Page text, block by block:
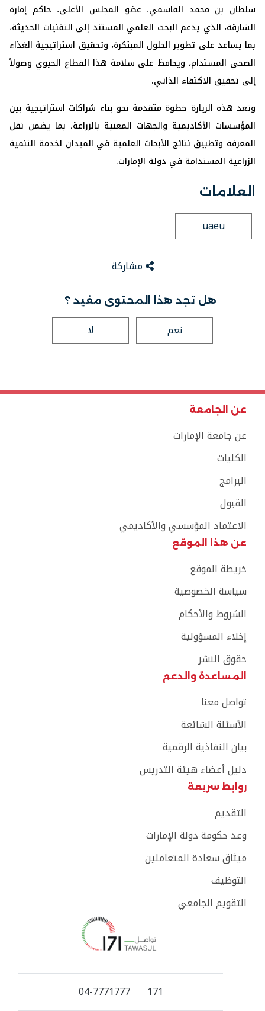
سلطان بن محمد القاسمي، عضو المجلس الأعلى، حاكم إمارة
الشارقة، الذي يدعم البحث العلمي المستند إلى التقنيات الحديثة،
بما يساعد على تطوير الحلول المبتكرة، وتحقيق استراتيجية الغذاء
الصحي المستدام، ويحافظ على سلامة هذا القطاع الحيوي وصولاً
إلى تحقيق الاكتفاء الذاتي.
وتعد هذه الزيارة خطوة متقدمة نحو بناء شراكات استراتيجية بين
المؤسسات الأكاديمية والجهات المعنية بالزراعة، بما يضمن نقل
المعرفة وتطبيق نتائج الأبحاث العلمية في الميدان لخدمة التنمية
الزراعية المستدامة في دولة الإمارات.
العلامات
uaeu
مشاركة
هل تجد هذا المحتوى مفيد ؟
نعم لا
عن الجامعة
عن جامعة الإمارات
الكليات
البرامج
القبول
الاعتماد المؤسسي والأكاديمي
عن هذا الموقع
خريطة الموقع
سياسة الخصوصية
الشروط والأحكام
إخلاء المسؤولية
حقوق النشر
المساعدة والدعم
تواصل معنا
الأسئلة الشائعة
بيان النفاذية الرقمية
دليل أعضاء هيئة التدريس
روابط سريعة
التقديم
وعد حكومة دولة الإمارات
ميثاق سعادة المتعاملين
التوظيف
التقويم الجامعي
171
04-7771777